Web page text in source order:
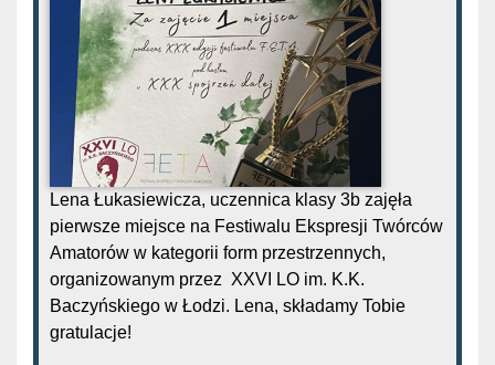
Lena Łukasiewicza, uczennica klasy 3b zajęła
pierwsze miejsce na Festiwalu Ekspresji Twórców
Amatorów w kategorii form przestrzennych,
organizowanym przez XXVI LO im. K.K.
Baczyńskiego w Łodzi. Lena, składamy Tobie
gratulacje!